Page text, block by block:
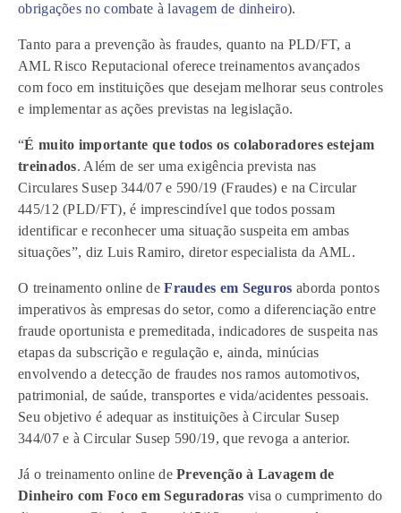
obrigações no combate à lavagem de dinheiro).
Tanto para a prevenção às fraudes, quanto na PLD/FT, a
AML Risco Reputacional oferece treinamentos avançados
com foco em instituições que desejam melhorar seus controles
e implementar as ações previstas na legislação.
“É muito importante que todos os colaboradores estejam
treinados. Além de ser uma exigência prevista nas
Circulares Susep 344/07 e 590/19 (Fraudes) e na Circular
445/12 (PLD/FT), é imprescindível que todos possam
identificar e reconhecer uma situação suspeita em ambas
situações”, diz Luis Ramiro, diretor especialista da AML.
O treinamento online deFraudes em Seguros aborda pontos
imperativos às empresas do setor, como a diferenciação entre
fraude oportunista e premeditada, indicadores de suspeita nas
etapas da subscrição e regulação e, ainda, minúcias
envolvendo a detecção de fraudes nos ramos automotivos,
patrimonial, de saúde, transportes e vida/acidentes pessoais.
Seu objetivo é adequar as instituições à Circular Susep
344/07 e à Circular Susep 590/19, que revoga a anterior.
Já o treinamento online dePrevenção à Lavagem de
Dinheiro com Foco em Seguradoras visa o cumprimento do